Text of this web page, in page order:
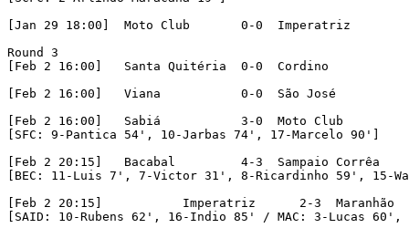
[Jan 29 18:00]	Moto Club	0-0  Imperatriz
Round 3
[Feb 2 16:00]	Santa Quitéria	0-0  Cordino
[Feb 2 16:00]	Viana		0-0  São José
[Feb 2 16:00]	Sabiá		3-0  Moto Club
[SFC: 9-Pantica 54', 10-Jarbas 74', 17-Marcelo 90']
[Feb 2 20:15]	Bacabal		4-3  Sampaio Corrêa
[BEC: 11-Luis 7', 7-Victor 31', 8-Ricardinho 59', 15-
[Feb 2 20:15]		Imperatriz	2-3  Maranhão
[SAID: 10-Rubens 62', 16-Indio 85' / MAC: 3-Lucas